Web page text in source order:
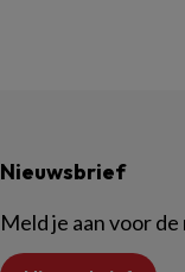
Nieuwsbrief
Meld je aan voor